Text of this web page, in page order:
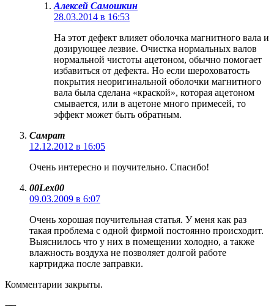
Алексей Самошкин
28.03.2014 в 16:53
На этот дефект влияет оболочка магнитного вала и
дозирующее лезвие. Очистка нормальных валов
нормальной чистоты ацетоном, обычно помогает
избавиться от дефекта. Но если шероховатость
покрытия неоригинальной оболочки магнитного
вала была сделана «краской», которая ацетоном
смывается, или в ацетоне много примесей, то
эффект может быть обратным.
Самрат
12.12.2012 в 16:05
Очень интересно и поучительно. Спасибо!
00Lex00
09.03.2009 в 6:07
Очень хорошая поучительная статья. У меня как раз
такая проблема с одной фирмой постоянно происходит.
Выяснилось что у них в помещении холодно, а также
влажность воздуха не позволяет долгой работе
картриджа после заправки.
Комментарии закрыты.